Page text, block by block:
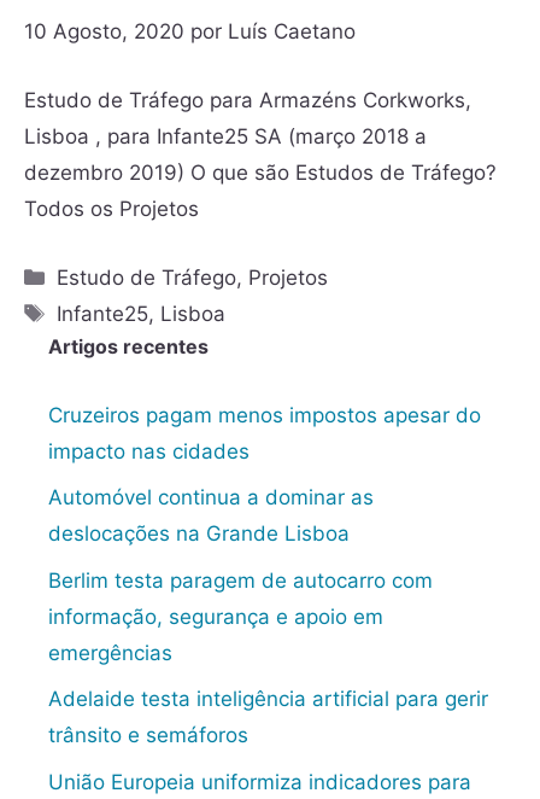
10 Agosto, 2020 por Luís Caetano
Estudo de Tráfego para Armazéns Corkworks,
Lisboa , para Infante25 SA (março 2018 a
dezembro 2019) O que são Estudos de Tráfego?
Todos os Projetos
Estudo de Tráfego, Projetos
Infante25, Lisboa
Artigos recentes
Cruzeiros pagam menos impostos apesar do
impacto nas cidades
Automóvel continua a dominar as
deslocações na Grande Lisboa
Berlim testa paragem de autocarro com
informação, segurança e apoio em
emergências
Adelaide testa inteligência artificial para gerir
trânsito e semáforos
União Europeia uniformiza indicadores para